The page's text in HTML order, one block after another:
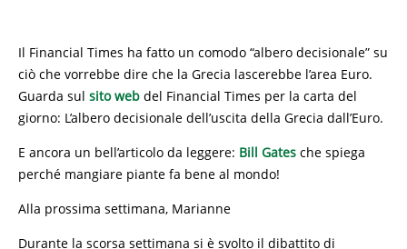
Il Financial Times ha fatto un comodo “albero decisionale” su
ciò che vorrebbe dire che la Grecia lascerebbe l’area Euro.
Guarda sul sito web del Financial Times per la carta del
giorno: L’albero decisionale dell’uscita della Grecia dall’Euro.
E ancora un bell’articolo da leggere: Bill Gates che spiega
perché mangiare piante fa bene al mondo!
Alla prossima settimana, Marianne
Durante la scorsa settimana si è svolto il dibattito di